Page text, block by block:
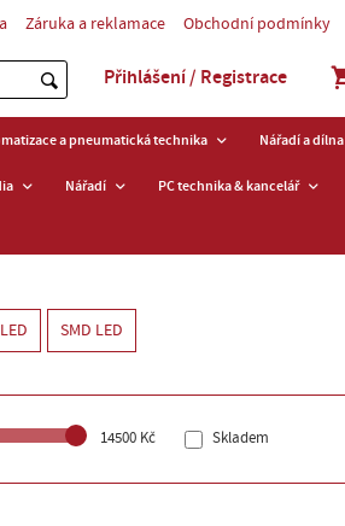
Záruka a reklamace Obchodní podmínky
Přihlášení / Registrace
a pneumatická technika Nářadí a dílna
Nářadí PC technika & kancelář
SMD LED
14500 Kč Skladem